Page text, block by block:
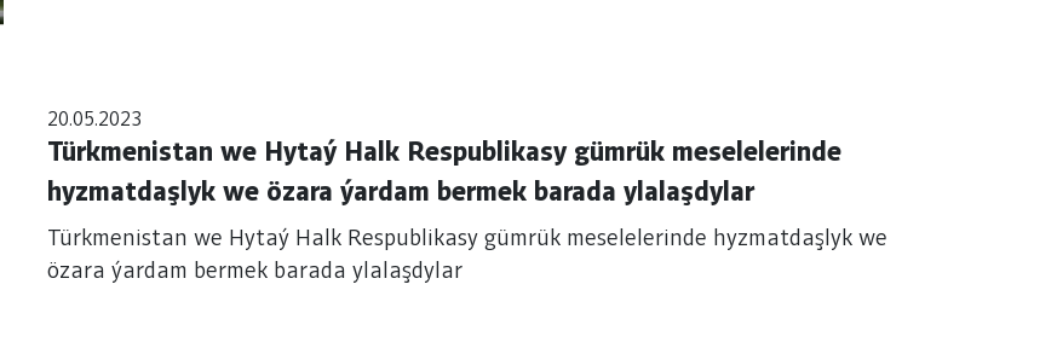
20.05.2023
Türkmenistan we Hytaý Halk Respublikasy gümrük meselelerinde
hyzmatdaşlyk we özara ýardam bermek barada ylalaşdylar
Türkmenistan we Hytaý Halk Respublikasy gümrük meselelerinde hyzmatdaşlyk we
özara ýardam bermek barada ylalaşdylar